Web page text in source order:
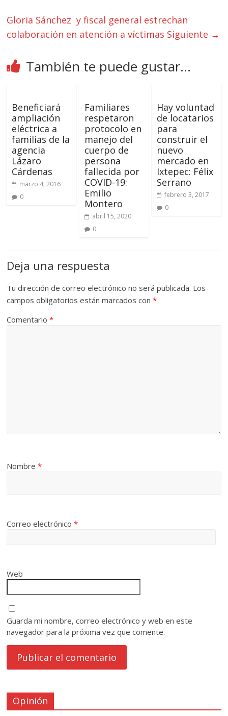
Gloria Sánchez y fiscal general estrechan
colaboración en atención a víctimas Siguiente →
También te puede gustar...
Beneficiará
ampliación
eléctrica a
familias de la
agencia
Lázaro
Cárdenas
marzo 4, 2016
0
Familiares
respetaron
protocolo en
manejo del
cuerpo de
persona
fallecida por
COVID-19:
Emilio
Montero
abril 15, 2020
0
Hay voluntad
de locatarios
para
construir el
nuevo
mercado en
Ixtepec: Félix
Serrano
febrero 3, 2017
0
Deja una respuesta
Tu dirección de correo electrónico no será publicada. Los
campos obligatorios están marcados con*
Comentario*
Nombre*
Correo electrónico*
Web
Guarda mi nombre, correo electrónico y web en este
navegador para la próxima vez que comente.
Opinión